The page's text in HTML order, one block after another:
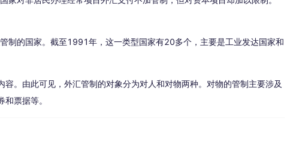
制的国家。截至1991年，这一类型国家有20多个，主要是工业发达国家和
。由此可见，外汇管制的对象分为对人和对物两种。对物的管制主要涉及
票据等。